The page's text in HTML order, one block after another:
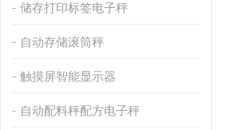
储存打印标签电子秤
自动存储滚筒秤
触摸屏智能显示器
自动配料秤配方电子秤